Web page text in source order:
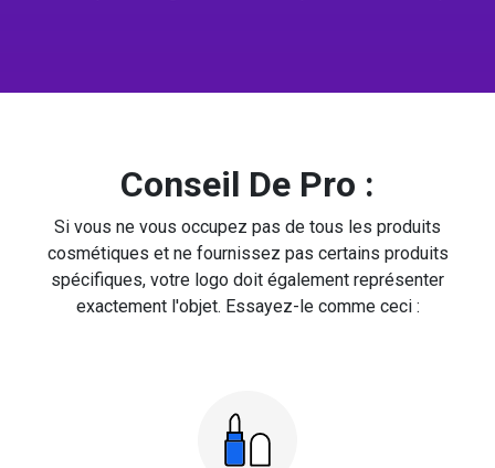
Conseil De Pro :
Si vous ne vous occupez pas de tous les produits
cosmétiques et ne fournissez pas certains produits
spécifiques, votre logo doit également représenter
exactement l'objet. Essayez-le comme ceci :